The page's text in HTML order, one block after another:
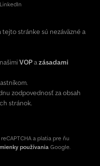
LinkedIn
stránke sú nezáväzné a
VOPazásadami
zodpovednosť za obsah
stránok.
a platia pre ňu
používaniaGoogle.